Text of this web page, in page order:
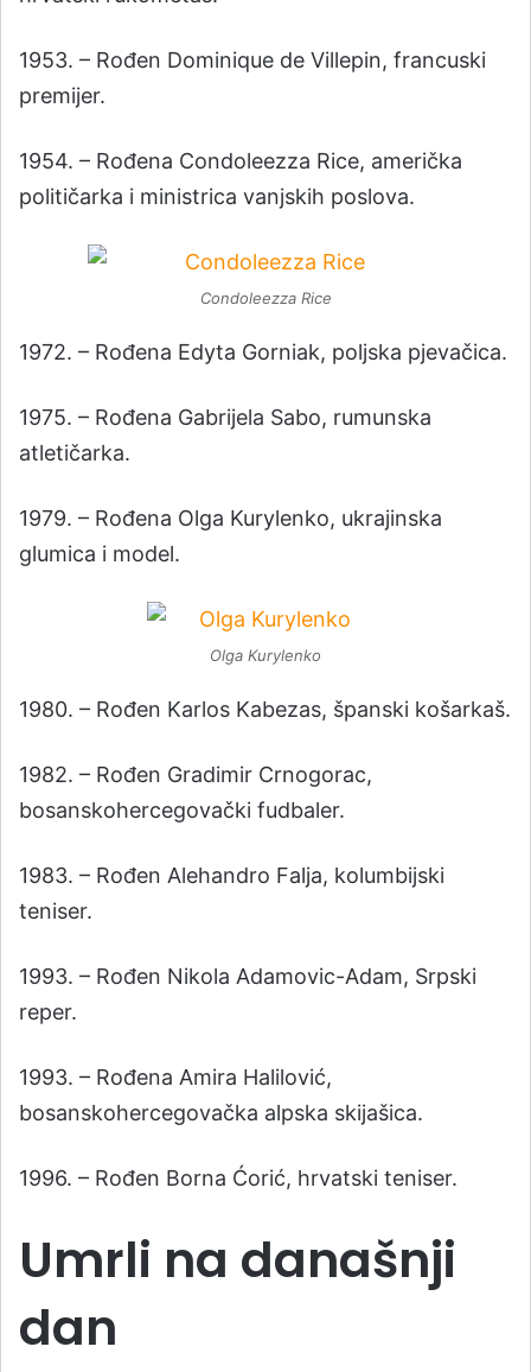
1953. – Rođen Dominique de Villepin, francuski
premijer.
1954. – Rođena Condoleezza Rice, američka
političarka i ministrica vanjskih poslova.
Condoleezza Rice
1972. – Rođena Edyta Gorniak, poljska pjevačica.
1975. – Rođena Gabrijela Sabo, rumunska
atletičarka.
1979. – Rođena Olga Kurylenko, ukrajinska
glumica i model.
Olga Kurylenko
1980. – Rođen Karlos Kabezas, španski košarkaš.
1982. – Rođen Gradimir Crnogorac,
bosanskohercegovački fudbaler.
1983. – Rođen Alehandro Falja, kolumbijski
teniser.
1993. – Rođen Nikola Adamovic-Adam, Srpski
reper.
1993. – Rođena Amira Halilović,
bosanskohercegovačka alpska skijašica.
1996. – Rođen Borna Ćorić, hrvatski teniser.
Umrli na današnji
dan